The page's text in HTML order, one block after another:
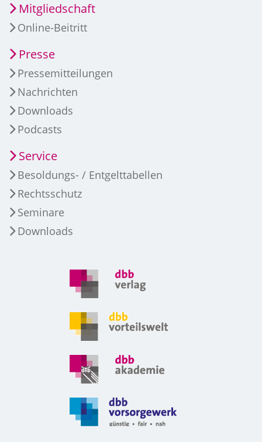
Mitgliedschaft
Online-Beitritt
Presse
Pressemitteilungen
Nachrichten
Downloads
Podcasts
Service
Besoldungs- / Entgelttabellen
Rechtsschutz
Seminare
Downloads